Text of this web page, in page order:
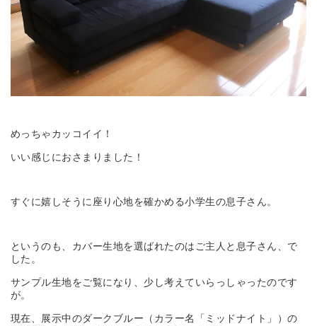
めっちゃカッコイイ！
いい感じにおさまりました！
すぐに嬉しそうに座り心地を確かめる小学生の息子さん。
というのも、カバー生地を選ばれたのはご主人と息子さん、で
した。
サンプル生地をご覧になり、少し考えていらっしゃったのです
が。
現在、展示中のダークブルー（カラー名「ミッドナイト」）の